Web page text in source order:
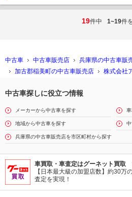
19件中 1~19件
中古車 中古車販売店
兵庫県の中古車販
加古郡稲美町の中古車販売店
株式会社
中古車探しに役立つ情報
メーカーから中古車を探す
地域から中古車を探す
兵庫県の中古車販売店を市区町村から探す
車買取・車査定はグーネット買取
【日本最大級の加盟店数】約30万
査定を実現！